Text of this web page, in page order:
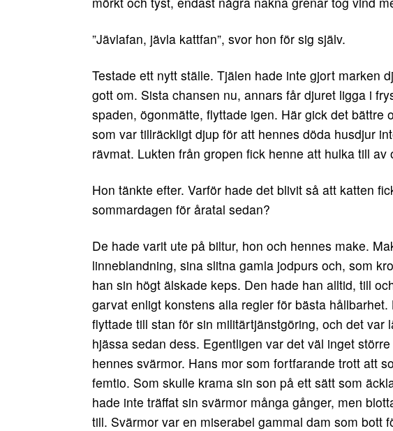
”Jävlafan, jävla kattfan”, svor hon för sig själv.
Testade ett nytt ställe. Tjälen hade inte gjort marken
gott om. Sista chansen nu, annars får djuret ligga i
spaden, ögonmätte, flyttade igen. Här gick det bättre
som var tillräckligt djup för att hennes döda husdjur
rävmat. Lukten från gropen fick henne att hulka till av
Hon tänkte efter. Varför hade det blivit så att katten
sommardagen för åratal sedan?
De hade varit ute på biltur, hon och hennes make.
linneblandning, sina slitna gamla jodpurs och, som
han sin högt älskade keps. Den hade han alltid, till
garvat enligt konstens alla regler för bästa
flyttade till stan för sin militärtjänstgöring, och det var
hjässa sedan dess. Egentligen var det väl inget
hennes svärmor. Hans mor som fortfarande trott att
femtio. Som skulle krama sin son på ett sätt som
hade inte träffat sin svärmor många gånger, men
till. Svärmor var en miserabel gammal dam som bott